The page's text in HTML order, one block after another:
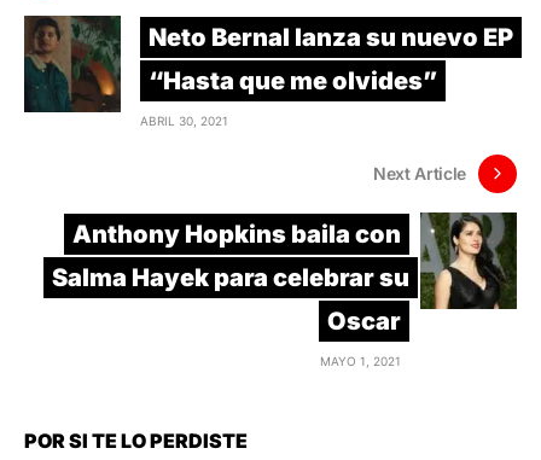
Neto Bernal lanza su nuevo EP
“Hasta que me olvides”
ABRIL 30, 2021
Next Article
Anthony Hopkins baila con
Salma Hayek para celebrar su
Oscar
MAYO 1, 2021
POR SI TE LO PERDISTE